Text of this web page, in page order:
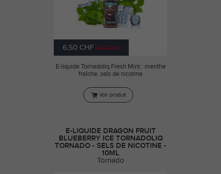
6,50 CHF 7,90 CHF
E-liquide Tornadoliq Fresh Mint : menthe
fraîche, sels de nicotine
Voir produit
E-LIQUIDE DRAGON FRUIT
BLUEBERRY ICE TORNADOLIQ
TORNADO - SELS DE NICOTINE -
10ML
Tornado